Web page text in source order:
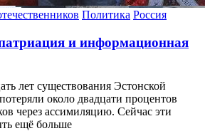
Политика Россия
и информационная
лет существования Эстонской
около двадцати процентов
через ассимиляцию. Сейчас эти
ещё больше